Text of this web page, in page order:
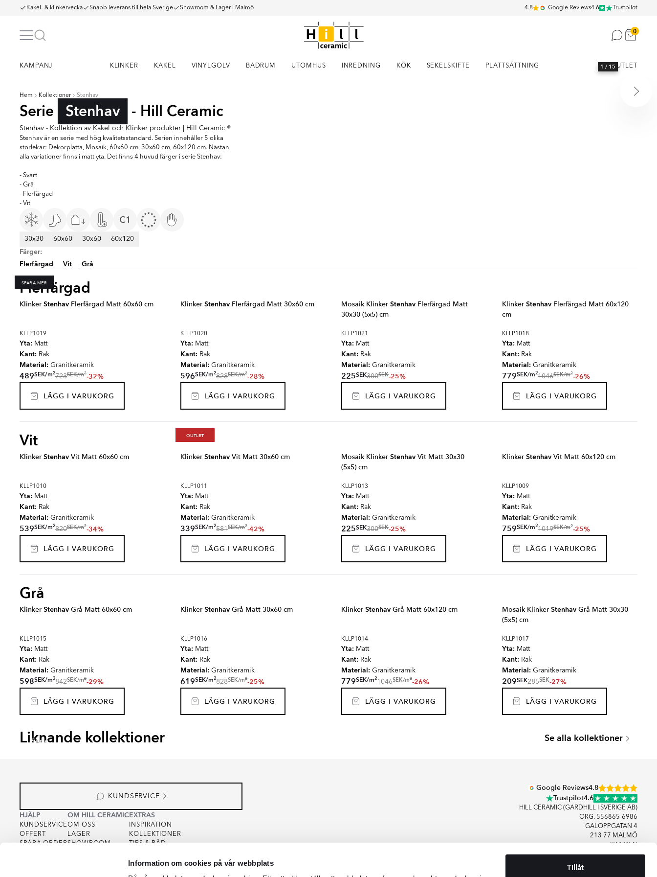
Information om cookies på vår webbplats
Tillåt
Kakel- & klinkervecka Snabb leverans till hela Sverige Showroom & Lager i Malmö 4.8 Google Reviews4.6 Trustpilot
0
KAMPANJ KLINKER KAKEL VINYLGOLV BADRUM UTOMHUS INREDNING KÖK SEKELSKIFTE PLATTSÄTTNING OUTLET
Hem Kollektioner Stenhav
Serie Stenhav - Hill Ceramic
Stenhav - Kollektion av Kakel och Klinker produkter | Hill Ceramic ®
Stenhav är en serie med hög kvalitetsstandard. Serien innehåller 5 olika
storlekar: Dekorplatta, Mosaik, 60x60 cm, 30x60 cm, 60x120 cm. Nästan
alla variationer finns i matt yta. Det finns 4 huvud färger i serie Stenhav:
- Svart
- Grå
- Flerfärgad
- Vit
30x30 60x60 30x60 60x120
Färger:
Flerfärgad
Vit Grå
1 / 15
Flerfärgad
SPARA MER
Klinker Stenhav Flerfärgad Matt 60x60 cm
KLLP1019
Yta: Matt
Kant: Rak
Material: Granitkeramik
489SEK/m2723SEK/m2-32%
LÄGG I VARUKORG
Klinker Stenhav Flerfärgad Matt 30x60 cm
KLLP1020
Yta: Matt
Kant: Rak
Material: Granitkeramik
596SEK/m2828SEK/m2-28%
LÄGG I VARUKORG
Mosaik Klinker Stenhav Flerfärgad Matt
30x30 (5x5) cm
KLLP1021
Yta: Matt
Kant: Rak
Material: Granitkeramik
225SEK300SEK-25%
LÄGG I VARUKORG
Klinker Stenhav Flerfärgad Matt 60x120
cm
KLLP1018
Yta: Matt
Kant: Rak
Material: Granitkeramik
779SEK/m21046SEK/m2-26%
LÄGG I VARUKORG
Vit
Klinker Stenhav Vit Matt 60x60 cm
KLLP1010
Yta: Matt
Kant: Rak
Material: Granitkeramik
539SEK/m2820SEK/m2-34%
LÄGG I VARUKORG
OUTLET
Klinker Stenhav Vit Matt 30x60 cm
KLLP1011
Yta: Matt
Kant: Rak
Material: Granitkeramik
339SEK/m2581SEK/m2-42%
LÄGG I VARUKORG
Mosaik Klinker Stenhav Vit Matt 30x30
(5x5) cm
KLLP1013
Yta: Matt
Kant: Rak
Material: Granitkeramik
225SEK300SEK-25%
LÄGG I VARUKORG
Klinker Stenhav Vit Matt 60x120 cm
KLLP1009
Yta: Matt
Kant: Rak
Material: Granitkeramik
759SEK/m21019SEK/m2-25%
LÄGG I VARUKORG
Grå
Klinker Stenhav Grå Matt 60x60 cm
KLLP1015
Yta: Matt
Kant: Rak
Material: Granitkeramik
598SEK/m2842SEK/m2-29%
LÄGG I VARUKORG
Klinker Stenhav Grå Matt 30x60 cm
KLLP1016
Yta: Matt
Kant: Rak
Material: Granitkeramik
619SEK/m2828SEK/m2-25%
LÄGG I VARUKORG
Klinker Stenhav Grå Matt 60x120 cm
KLLP1014
Yta: Matt
Kant: Rak
Material: Granitkeramik
779SEK/m21046SEK/m2-26%
LÄGG I VARUKORG
Mosaik Klinker Stenhav Grå Matt 30x30
(5x5) cm
KLLP1017
Yta: Matt
Kant: Rak
Material: Granitkeramik
209SEK285SEK-27%
LÄGG I VARUKORG
Liknande kollektioner Se alla kollektioner
Serie
KUNDSERVICE
HJÄLP
KUNDSERVICE
OFFERT
SPÅRA ORDER
OM HILL CERAMIC
OM OSS
LAGER
SHOWROOM
EXTRAS
INSPIRATION
KOLLEKTIONER
TIPS & RÅD
COOKIEPOLICY
Google Reviews4.8
Trustpilot4.6
HILL CERAMIC (GARDHILL I SVERIGE AB)
ORG. 556865-6986
GALOPPGATAN 4
213 77 MALMÖ
SWEDEN